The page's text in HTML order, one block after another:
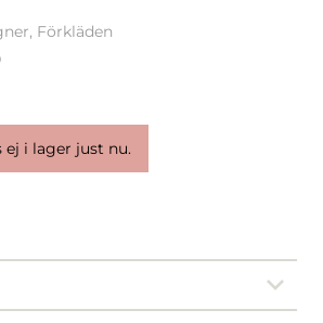
Förkläden
ej i lager just nu.